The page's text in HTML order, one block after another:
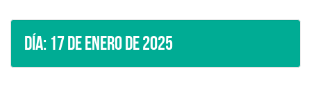
Día: 17 de enero de 2025